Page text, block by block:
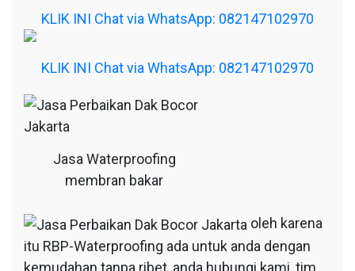
KLIK INI Chat via WhatsApp: 082147102970
KLIK INI Chat via WhatsApp: 082147102970
Jasa Waterproofing
membran bakar
oleh karena
itu RBP-Waterproofing ada untuk anda dengan
kemudahan tanpa ribet, anda hubungi kami, tim